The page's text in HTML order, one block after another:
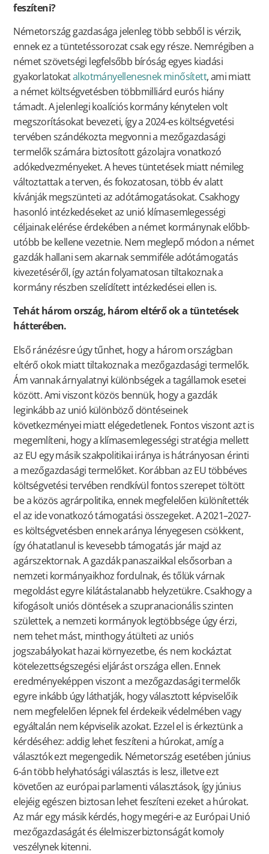
feszíteni?
Németország gazdasága jelenleg több sebből is vérzik,
ennek ez a tüntetéssorozat csak egy része. Nemrégiben a
német szövetségi legfelsőbb bíróság egyes kiadási
gyakorlatokatalkotmányellenesnek minősített, ami miatt
a német költségvetésben többmilliárd eurós hiány
támadt. A jelenlegi koalíciós kormány kénytelen volt
megszorításokat bevezeti, így a 2024-es költségvetési
tervében szándékozta megvonni a mezőgazdasági
termelők számára biztosított gázolajra vonatkozó
adókedvezményeket. A heves tüntetések miatt némileg
változtattak a terven, és fokozatosan, több év alatt
kívánják megszünteti az adótámogatásokat. Csakhogy
hasonló intézkedéseket az unió klímasemlegességi
céljainak elérése érdekében a német kormánynak előbb-
utóbb be kellene vezetnie. Nem meglepő módon a német
gazdák hallani sem akarnak semmiféle adótámogatás
kivezetéséről, így aztán folyamatosan tiltakoznak a
kormány részben szelídített intézkedései ellen is.
Tehát három ország, három eltérő ok a tüntetések
hátterében.
Első ránézésre úgy tűnhet, hogy a három országban
eltérő okok miatt tiltakoznak a mezőgazdasági termelők.
Ám vannak árnyalatnyi különbségek a tagállamok esetei
között. Ami viszont közös bennük, hogy a gazdák
leginkább az unió különböző döntéseinek
következményei miatt elégedetlenek. Fontos viszont azt is
megemlíteni, hogy a klímasemlegességi stratégia mellett
az EU egy másik szakpolitikai iránya is hátrányosan érinti
a mezőgazdasági termelőket. Korábban az EU többéves
költségvetési tervében rendkívül fontos szerepet töltött
be a közös agrárpolitika, ennek megfelelően különítették
el az ide vonatkozó támogatási összegeket. A 2021–2027-
es költségvetésben ennek aránya lényegesen csökkent,
így óhatatlanul is kevesebb támogatás jár majd az
agárszektornak. A gazdák panaszaikkal elsősorban a
nemzeti kormányaikhoz fordulnak, és tőlük várnak
megoldást egyre kilátástalanabb helyzetükre. Csakhogy a
kifogásolt uniós döntések a szupranacionális szinten
születtek, a nemzeti kormányok legtöbbsége úgy érzi,
nem tehet mást, minthogy átülteti az uniós
jogszabályokat hazai környezetbe, és nem kockáztat
kötelezettségszegési eljárást országa ellen. Ennek
eredményeképpen viszont a mezőgazdasági termelők
egyre inkább úgy láthatják, hogy választott képviselőik
nem megfelelően lépnek fel érdekeik védelmében vagy
egyáltalán nem képviselik azokat. Ezzel el is érkeztünk a
kérdéséhez: addig lehet feszíteni a húrokat, amíg a
választók ezt megengedik. Németország esetében június
6-án több helyhatósági választás is lesz, illetve ezt
követően az európai parlamenti választások, így június
elejéig egészen biztosan lehet feszíteni ezeket a húrokat.
Az már egy másik kérdés, hogy megéri-e az Európai Unió
mezőgazdaságát és élelmiszerbiztonságát komoly
veszélynek kitenni.